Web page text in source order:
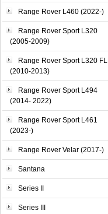
Range Rover L460 (2022-)
Range Rover Sport L320
(2005-2009)
Range Rover Sport L320 FL
(2010-2013)
Range Rover Sport L494
(2014- 2022)
Range Rover Sport L461
(2023-)
Range Rover Velar (2017-)
Santana
Series II
Series III